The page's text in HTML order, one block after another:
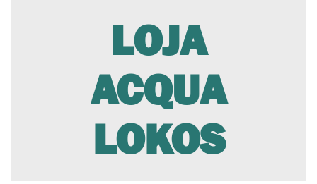
LOJA
ACQUA
LOKOS